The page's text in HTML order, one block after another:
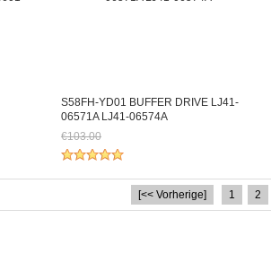
S58FH-YD01 BUFFER DRIVE LJ41-
06571A LJ41-06574A
€103.00
Jetzt nur noch €95.79
[<< Vorherige] 1 2